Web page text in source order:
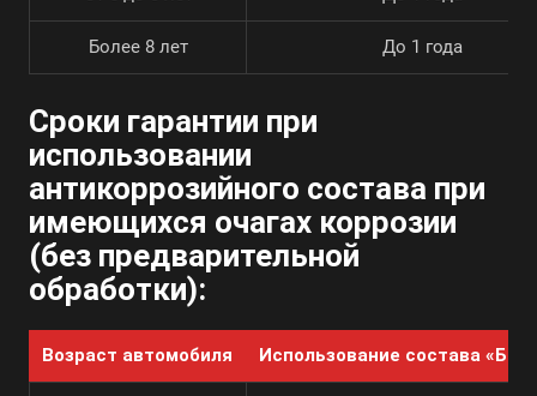
Более 8 лет До 1 года
Сроки гарантии при
использовании
антикоррозийного состава при
имеющихся очагах коррозии
(без предварительной
обработки):
Возраст автомобиля Использование состава